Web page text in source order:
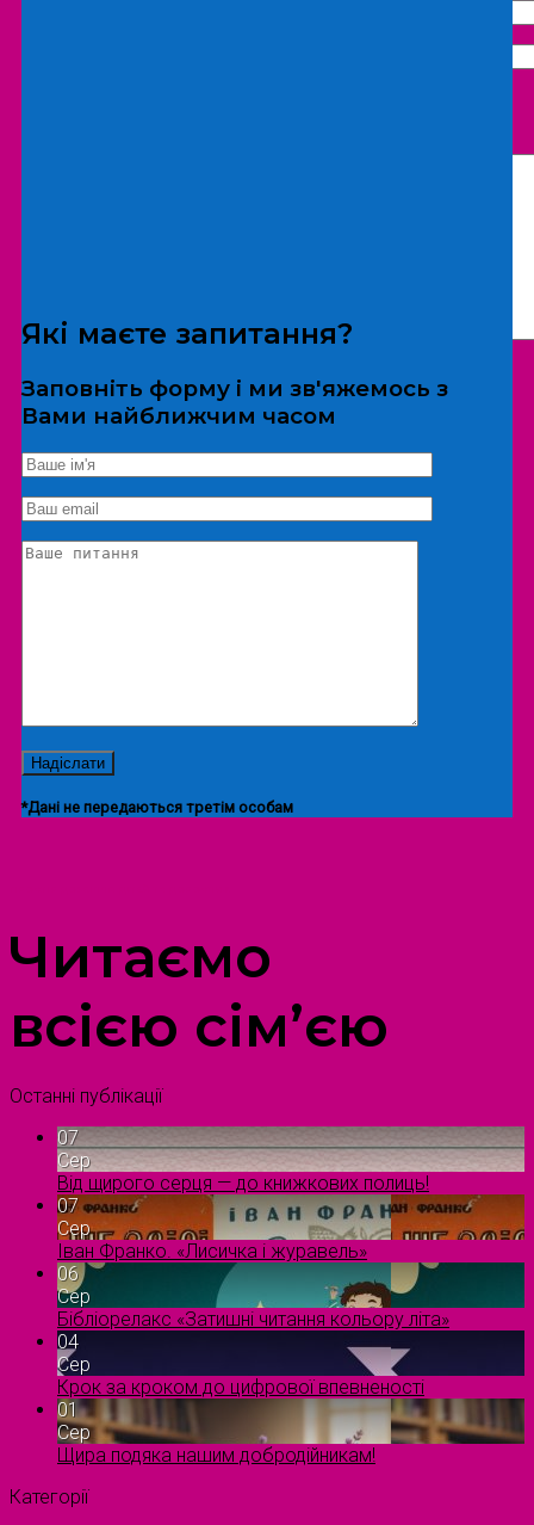
*Дані не передаються третім особам
Екскурсія/локація
Які маєте запитання?
Заповніть форму і ми зв'яжемось з
Вами найближчим часом
*Дані не передаються третім особам
Читаємо
всією сім’єю
Останні публікації
07
Сер
Від щирого серця — до книжкових полиць!
07
Сер
Іван Франко. «Лисичка і журавель»
06
Сер
Бібліорелакс «Затишні читання кольору літа»
04
Сер
Крок за кроком до цифрової впевненості
01
Сер
Щира подяка нашим добродійникам!
Категорії